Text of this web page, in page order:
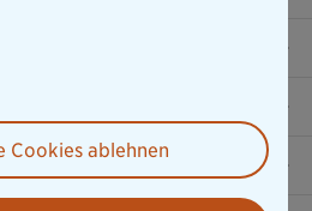
Cookies ablehnen